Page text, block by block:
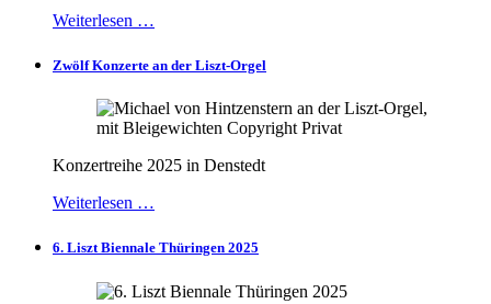
Weiterlesen …
Zwölf Konzerte an der Liszt-Orgel
Konzertreihe 2025 in Denstedt
Weiterlesen …
6. Liszt Biennale Thüringen 2025